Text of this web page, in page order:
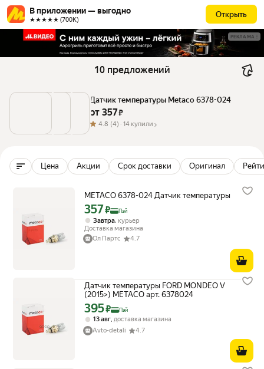
В приложении — выгодно
★★★★★ (700К)
Открыть
РЕКЛАМА
10 предложений
Датчик температуры Metaco 6378-024
от 357 ₽
4.8 (4) · 14 купили
Цена Акции Срок доставки Оригинал
METACO 6378-024 Датчик температуры
Цена с картой Яндекс Пэй 357 ₽ вместо
357₽ Пэй
Завтра, курьер
Доставка магазина
Ол Партс
4.7
Датчик температуры FORD MONDEO V
(2015>) METACO арт. 6378024
Цена с картой Яндекс Пэй 395 ₽ вместо
395₽ Пэй
13 авг, доставка магазина
Avto-detali
4.7